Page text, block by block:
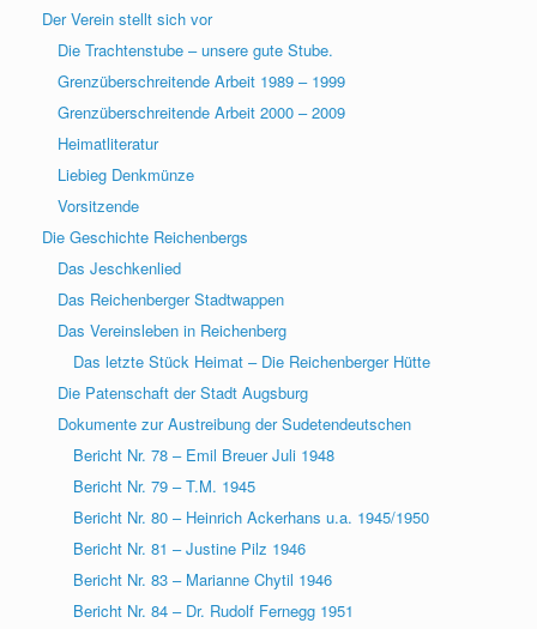
Der Verein stellt sich vor
Die Trachtenstube – unsere gute Stube.
Grenzüberschreitende Arbeit 1989 – 1999
Grenzüberschreitende Arbeit 2000 – 2009
Heimatliteratur
Liebieg Denkmünze
Vorsitzende
Die Geschichte Reichenbergs
Das Jeschkenlied
Das Reichenberger Stadtwappen
Das Vereinsleben in Reichenberg
Das letzte Stück Heimat – Die Reichenberger Hütte
Die Patenschaft der Stadt Augsburg
Dokumente zur Austreibung der Sudetendeutschen
Bericht Nr. 78 – Emil Breuer Juli 1948
Bericht Nr. 79 – T.M. 1945
Bericht Nr. 80 – Heinrich Ackerhans u.a. 1945/1950
Bericht Nr. 81 – Justine Pilz 1946
Bericht Nr. 83 – Marianne Chytil 1946
Bericht Nr. 84 – Dr. Rudolf Fernegg 1951